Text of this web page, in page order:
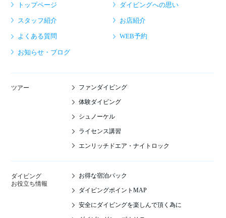
トップページ ダイビングへの思い
スタッフ紹介 お店紹介
よくある質問 WEB予約
お知らせ・ブログ
ツアー ファンダイビング
体験ダイビング
シュノーケル
ライセンス講習
エンリッチドエア・ナイトロック
ダイビング
お役立ち情報
お得な宿泊パック
ダイビングポイントMAP
安全にダイビングを楽しんで頂く為に